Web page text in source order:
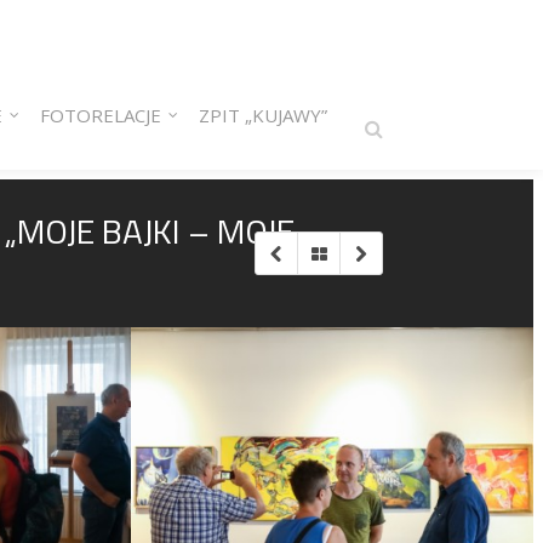
FOTORELACJE ZPIT „KUJAWY”
BAJKI – MOJE